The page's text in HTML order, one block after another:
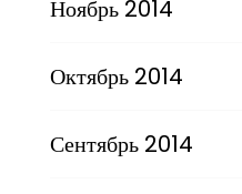
Ноябрь 2014
Октябрь 2014
Сентябрь 2014